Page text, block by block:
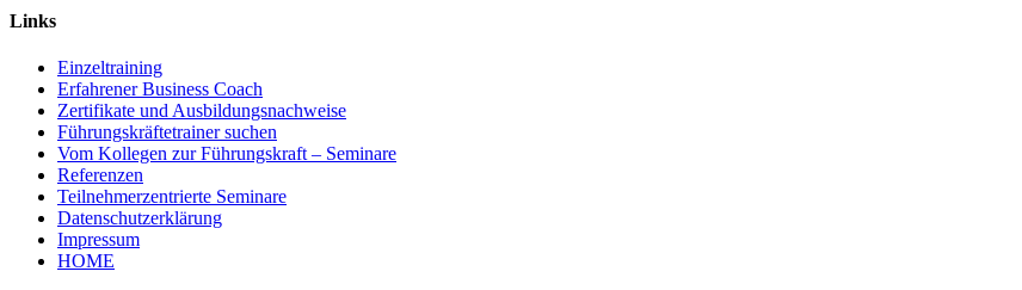
Links
Einzeltraining
Erfahrener Business Coach
Zertifikate und Ausbildungsnachweise
Führungskräftetrainer suchen
Vom Kollegen zur Führungskraft – Seminare
Referenzen
Teilnehmerzentrierte Seminare
Datenschutzerklärung
Impressum
HOME